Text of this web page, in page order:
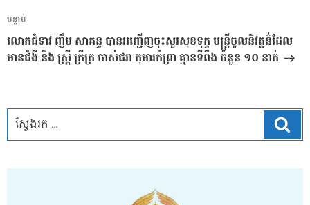
អត្ថបទ
បន្ទាប់
បន្ទាប់
លោកជំទាវ ញឹម សាគន្ធ បានអញ្ជើញចុះសួរសុខទុក្ខ មន្ត្រីចូលនិវត្តន៌ដែល
មានជំងឺ និង ស្ត្រី ក្រីក្រ ចាស់ជរា កុមារកំព្រា គ្មានទីពឹង ចំនួន ១០ នាក់